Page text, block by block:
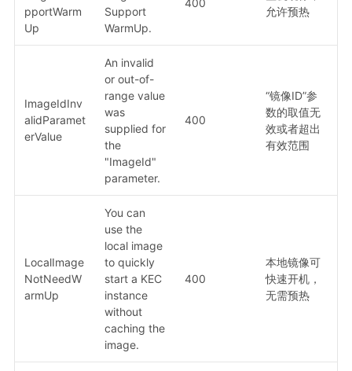
pportWarm
Up
Support
WarmUp.
允许预热
ImageIdInv
alidParamet
erValue
An invalid
or out-of-
range value
was
supplied for
the
"ImageId"
parameter.
400
“镜像ID”参
数的取值无
效或者超出
有效范围
LocalImage
NotNeedW
armUp
You can
use the
local image
to quickly
start a KEC
instance
without
caching the
image.
400
本地镜像可
快速开机，
无需预热